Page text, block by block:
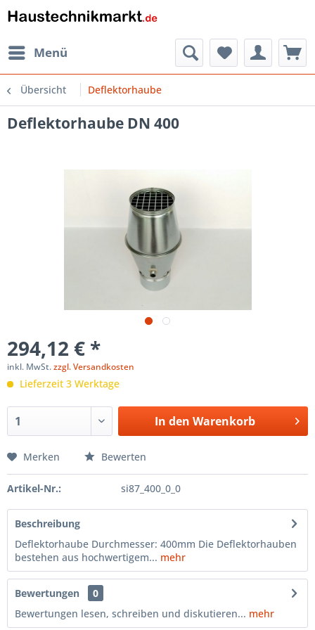
Menü
Übersicht Deflektorhaube
Deflektorhaube DN 400
294,12 € *
inkl. MwSt.zzgl. Versandkosten
Lieferzeit 3 Werktage
In den Warenkorb
Merken Bewerten
Artikel-Nr.: si87_400_0_0
Beschreibung
Deflektorhaube Durchmesser: 400mm Die Deflektorhauben
bestehen aus hochwertigem... mehr
Bewertungen
0
Bewertungen lesen, schreiben und diskutieren... mehr